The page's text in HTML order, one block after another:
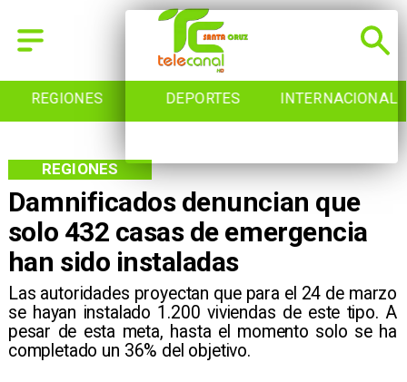
REGIONES DEPORTES INTERNACIONAL
Damnificados denuncian que
solo 432 casas de emergencia
han sido instaladas
Las autoridades proyectan que para el 24 de marzo
se hayan instalado 1.200 viviendas de este tipo. A
pesar de esta meta, hasta el momento solo se ha
completado un 36% del objetivo.
REGIONES